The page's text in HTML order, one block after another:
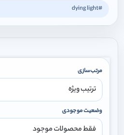
#dying light
مرتب‌سازی
وضعیت موجودی